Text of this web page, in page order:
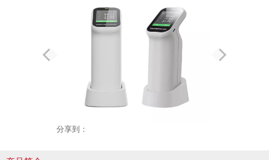
分享到：